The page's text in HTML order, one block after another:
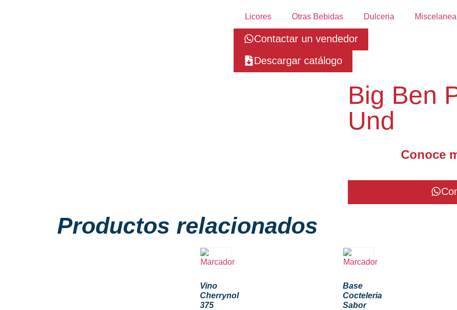
Licores Otras Bebidas Dulceria Miscelanea
Contactar un vendedor
Descargar catálogo
Big Ben
Und
Conoce
Productos relacionados
Vino
Cherrynol
375
Base
Cocteleria
Sabor